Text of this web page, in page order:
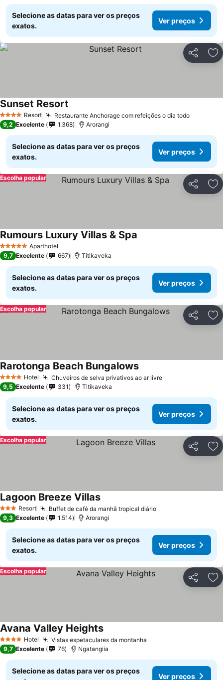
Selecione as datas para ver os preços
exatos.
Ver preços
Partilhar
4 EstrelasResort Restaurante Anchorage com refeições o dia todo
Sunset Resort
9,2 Excelente 1.368 Arorangi
Selecione as datas para ver os preços
exatos.
Ver preços
Partilhar
Escolha popular
5 Estrelas Aparthotel
Rumours Luxury Villas & Spa
9,7 Excelente 667 Titikaveka
Selecione as datas para ver os preços
exatos.
Ver preços
Partilhar
Escolha popular
4 EstrelasHotel Chuveiros de selva privativos ao ar livre
Rarotonga Beach Bungalows
9,5 Excelente 331 Titikaveka
Selecione as datas para ver os preços
exatos.
Ver preços
Partilhar
Escolha popular
3 EstrelasResort Buffet de café da manhã tropical diário
Lagoon Breeze Villas
9,3 Excelente 1.514 Arorangi
Selecione as datas para ver os preços
exatos.
Ver preços
Partilhar
Escolha popular
4 EstrelasHotel Vistas espetaculares da montanha
Avana Valley Heights
9,7 Excelente 76 Ngatangiia
Selecione as datas para ver os preços
Ver preços